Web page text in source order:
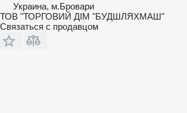
Украина, м.Бровари
ТОВ "ТОРГОВИЙ ДІМ "БУДШЛЯХМАШ"
Связаться с продавцом